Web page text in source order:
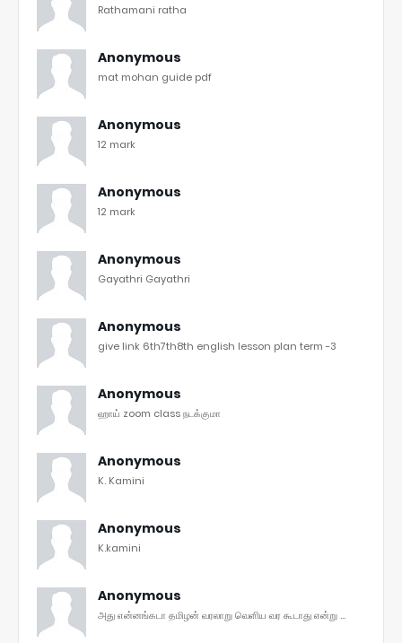
Rathamani ratha
Anonymous
mat mohan guide pdf
Anonymous
12 mark
Anonymous
12 mark
Anonymous
Gayathri Gayathri
Anonymous
give link 6th7th8th english lesson plan term -3
Anonymous
ஹாய் zoom class நடக்குமா
Anonymous
K. Kamini
Anonymous
K.kamini
Anonymous
அது என்னங்கடா தமிழன் வரலாறு வெளிய வர கூடாது என்று ...